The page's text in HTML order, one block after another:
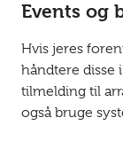
Events og
Hvis jeres
håndtere disse
tilmelding til
også bruge